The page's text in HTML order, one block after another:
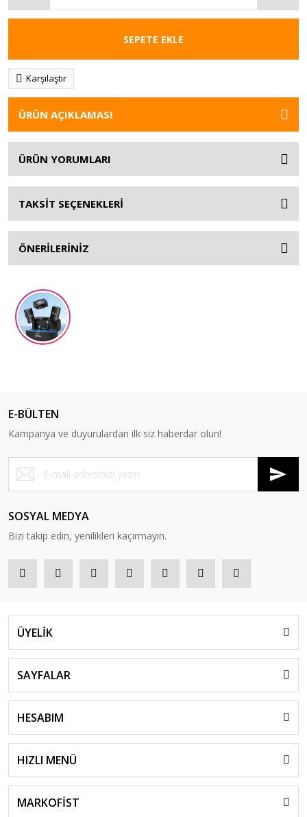
SEPETE EKLE
Karşılaştır
ÜRÜN AÇIKLAMASI
ÜRÜN YORUMLARI
TAKSİT SEÇENEKLERİ
ÖNERİLERİNİZ
E-BÜLTEN
Kampanya ve duyurulardan ilk siz haberdar olun!
SOSYAL MEDYA
Bizi takip edin, yenilikleri kaçırmayın.
ÜYELİK
SAYFALAR
HESABIM
HIZLI MENÜ
MARKOFİST